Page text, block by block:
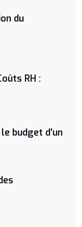
du
RH :
budget d’un